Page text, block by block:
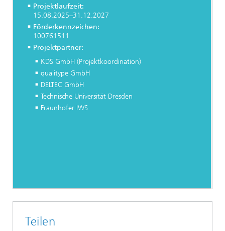
Projektlaufzeit:
15.08.2025–31.12.2027
Förderkennzeichen:
100761511
Projektpartner:
KDS GmbH (Projektkoordination)
qualitype GmbH
DELTEC GmbH
Technische Universität Dresden
Fraunhofer IWS
Teilen